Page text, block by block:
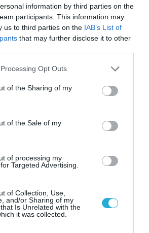
information by third parties on the
participants. This information may
us to third parties on the IAB’s List of
that may further disclose it to other
website/app uses one or more Google
or usage behaviour. You may click to
to Google and its third-party tags to
specified purposes in below Google
Opt Outs
of the Sharing of my
of the Sale of my
of processing my
Targeted Advertising.
of Collection, Use,
and/or Sharing of my
Is Unrelated with the
it was collected.
στην Ουκρανία όλο το
πυροβολικό της: MLRS